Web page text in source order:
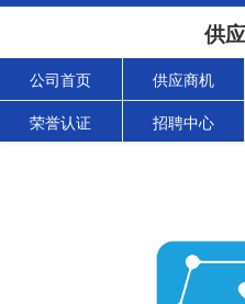
供
公司首页 供应商机
荣誉认证 招聘中心